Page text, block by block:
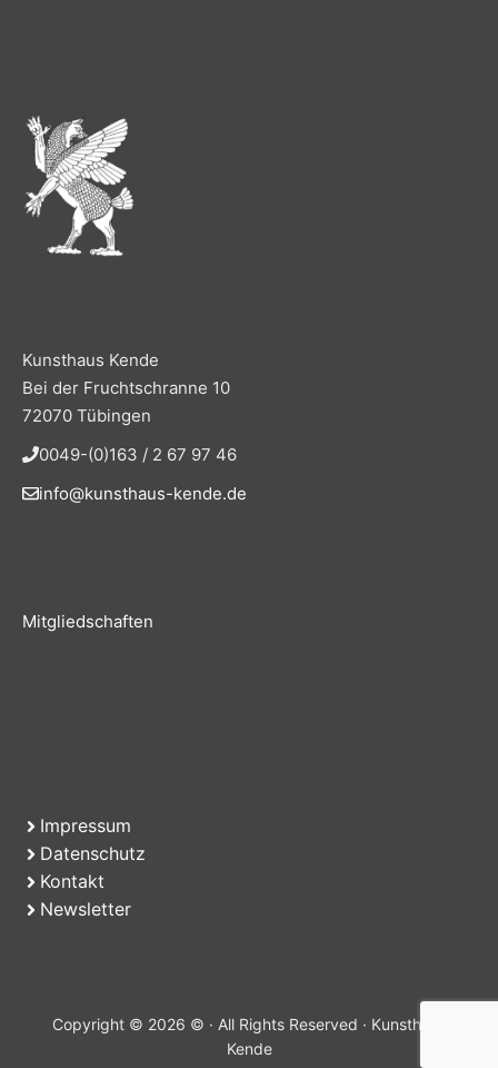
Kunsthaus Kende
Bei der Fruchtschranne 10
72070 Tübingen
0049-(0)163 / 2 67 97 46
info@kunsthaus-kende.de
Mitgliedschaften
Impressum
Datenschutz
Kontakt
Newsletter
Copyright © 2026 © · All Rights Reserved · Kunsthaus
Kende